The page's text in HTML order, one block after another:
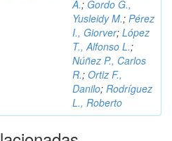
A.; Gordo G.,
Yusleidy M.; Pérez
I., Giorver; López
T., Alfonso L.;
Núñez P., Carlos
R.; Ortiz F.,
Danilo; Rodríguez
L., Roberto